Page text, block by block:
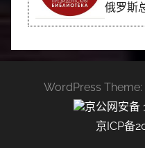
俄罗斯
WordPress
京公网安备
京ICP备